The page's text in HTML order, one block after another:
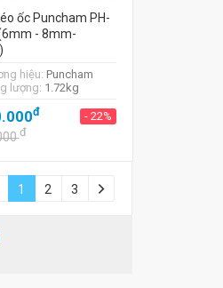
ốc Puncham PH-
- 8mm-
hiệu: Puncham
lượng: 1.72kg
đ - 22%
đ
1 2 3